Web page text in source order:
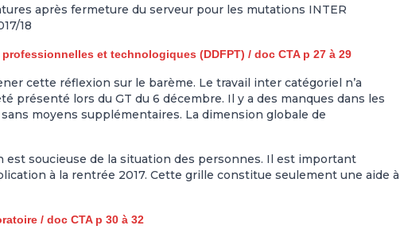
après fermeture du serveur pour les mutations INTER
18
et technologiques (DDFPT) / doc CTA p 27 à 29
cette réflexion sur le barème. Le travail inter catégoriel n’a
présenté lors du GT du 6 décembre. Il y a des manques dans les
moyens supplémentaires. La dimension globale de
est soucieuse de la situation des personnes. Il est important
à la rentrée 2017. Cette grille constitue seulement une aide à
/ doc CTA p 30 à 32